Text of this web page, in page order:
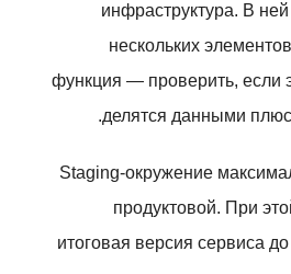
инфраструктура. В
нескольких
функция — проверить, если
делятся данными
Staging-окружение
продуктовой. При
итоговая версия сервиса